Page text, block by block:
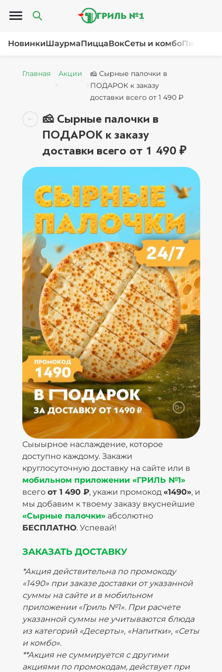
Открыть меню
НовинкиШаурмаПиццаВокСеты и комбоПироги
Главная Акции
🧀 Сырные палочки в
ПОДАРОК к заказу
доставки всего от 1 490 ₽
🧀 Сырные палочки в
ПОДАРОК к заказу
доставки всего от 1 490 ₽
Сыыырное наслаждение, которое
доступно каждому. Закажи
круглосуточную доставку на сайте или в
мобильном приложении «ГРИЛЬ №1»
всего от 1 490 ₽, укажи промокод «1490», и
мы добавим к твоему заказу вкуснейшие
«Сырные палочки»абсолютно
БЕСПЛАТНО. Успевай!
ЗАКАЗАТЬ ДОСТАВКУ
*Акция действительна по промокоду
«1490» при заказе доставки от указанной
суммы на сайте и в мобильном
приложении «Гриль №1». При расчете
указанной суммы не учитываются блюда
из категорий «Десерты», «Напитки», «Сеты
и комбо».
**Акция не суммируется с другими
акциями по промокодам, действует при